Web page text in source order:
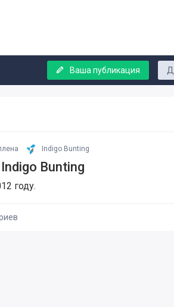
Ваша публикация
Indigo Bunting
Bunting
году.